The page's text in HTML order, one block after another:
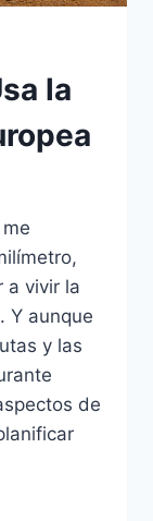
la
a vivir la
Y aunque
y las
de